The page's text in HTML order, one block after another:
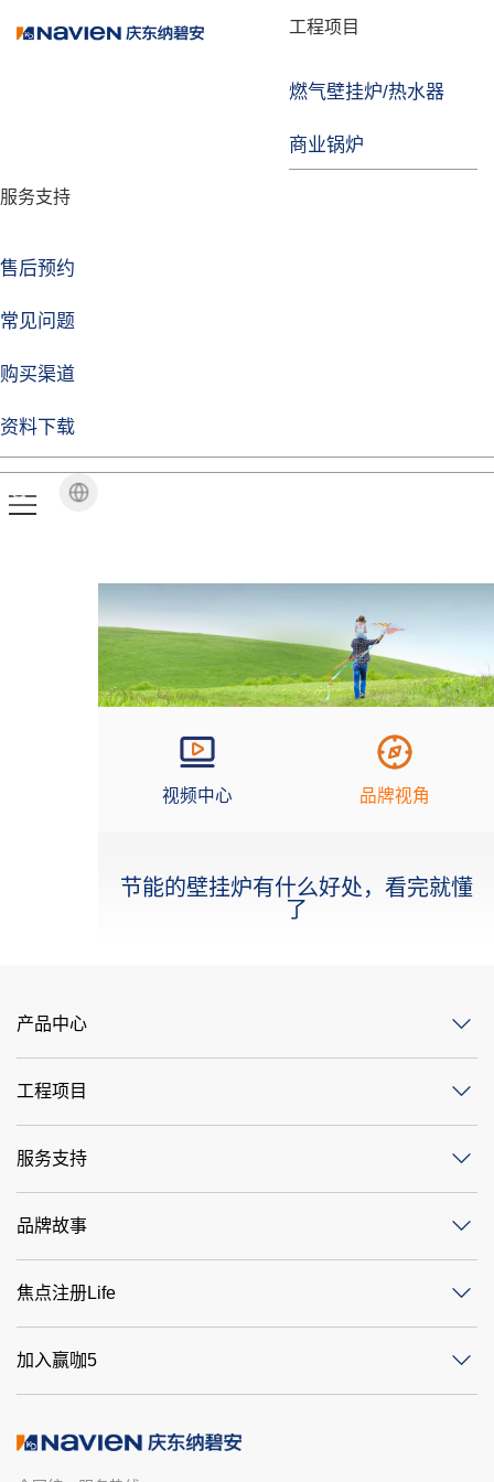
工程项目
燃气壁挂炉/热水器
商业锅炉
服务支持
售后预约
常见问题
购买渠道
资料下载
品牌故事
技术实力
企业动态
焦点注册Life
品牌视角
视频中心 品牌视角
节能的壁挂炉有什么好处，看完就懂
了
产品中心
工程项目
服务支持
品牌故事
焦点注册Life
加入赢咖5